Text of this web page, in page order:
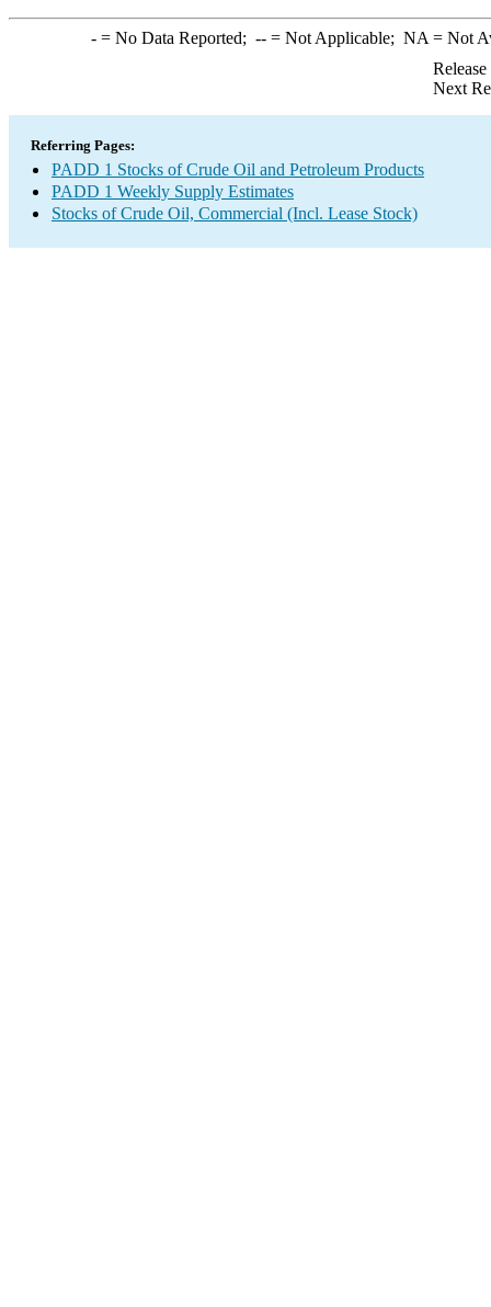
-= No Data Reported; --= Not Applicable; NA = Not
Next
Referring Pages:
PADD 1 Stocks of Crude Oil and Petroleum Products
PADD 1 Weekly Supply Estimates
Stocks of Crude Oil, Commercial (Incl. Lease Stock)